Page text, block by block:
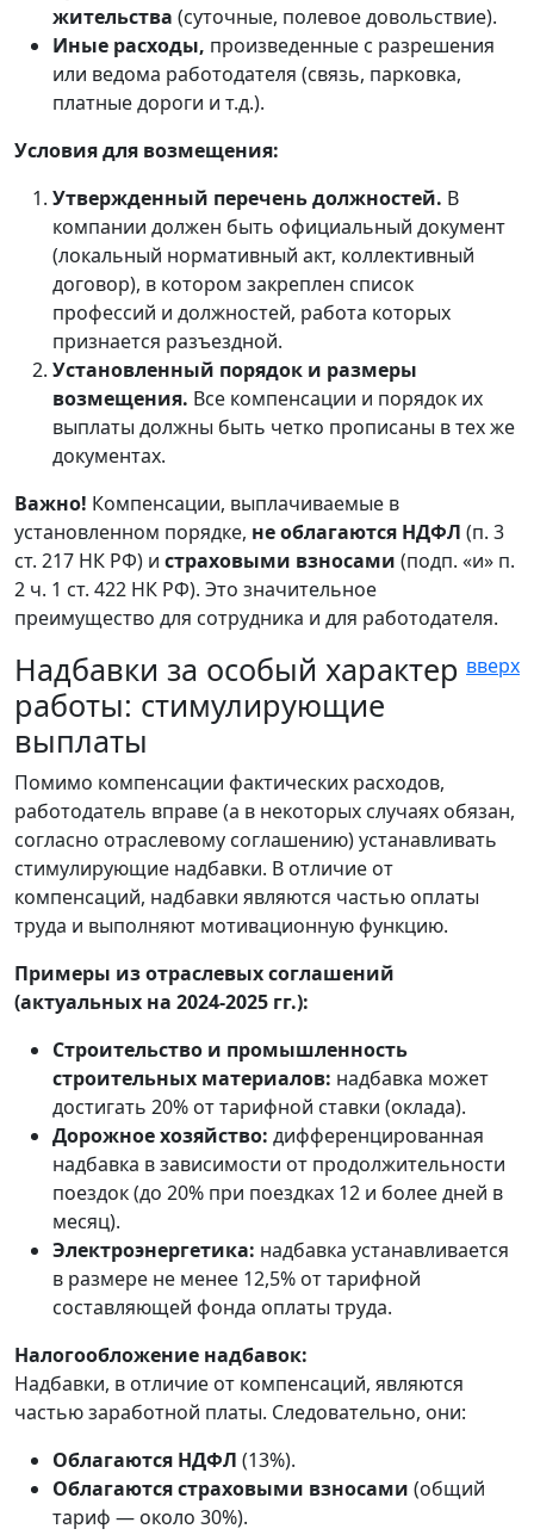
жительства (суточные, полевое довольствие).
Иные расходы, произведенные с разрешения
или ведома работодателя (связь, парковка,
платные дороги и т.д.).
Условия для возмещения:
Утвержденный перечень должностей. В
компании должен быть официальный документ
(локальный нормативный акт, коллективный
договор), в котором закреплен список
профессий и должностей, работа которых
признается разъездной.
Установленный порядок и размеры
возмещения. Все компенсации и порядок их
выплаты должны быть четко прописаны в тех же
документах.
Важно! Компенсации, выплачиваемые в
установленном порядке, не облагаются НДФЛ (п. 3
ст. 217 НК РФ) и страховыми взносами (подп. «и» п.
2 ч. 1 ст. 422 НК РФ). Это значительное
преимущество для сотрудника и для работодателя.
вверх
Надбавки за особый характер
работы: стимулирующие
выплаты
Помимо компенсации фактических расходов,
работодатель вправе (а в некоторых случаях обязан,
согласно отраслевому соглашению) устанавливать
стимулирующие надбавки. В отличие от
компенсаций, надбавки являются частью оплаты
труда и выполняют мотивационную функцию.
Примеры из отраслевых соглашений
(актуальных на 2024-2025 гг.):
Строительство и промышленность
строительных материалов: надбавка может
достигать 20% от тарифной ставки (оклада).
Дорожное хозяйство: дифференцированная
надбавка в зависимости от продолжительности
поездок (до 20% при поездках 12 и более дней в
месяц).
Электроэнергетика: надбавка устанавливается
в размере не менее 12,5% от тарифной
составляющей фонда оплаты труда.
Налогообложение надбавок:
Надбавки, в отличие от компенсаций, являются
частью заработной платы. Следовательно, они:
Облагаются НДФЛ (13%).
Облагаются страховыми взносами (общий
тариф — около 30%).